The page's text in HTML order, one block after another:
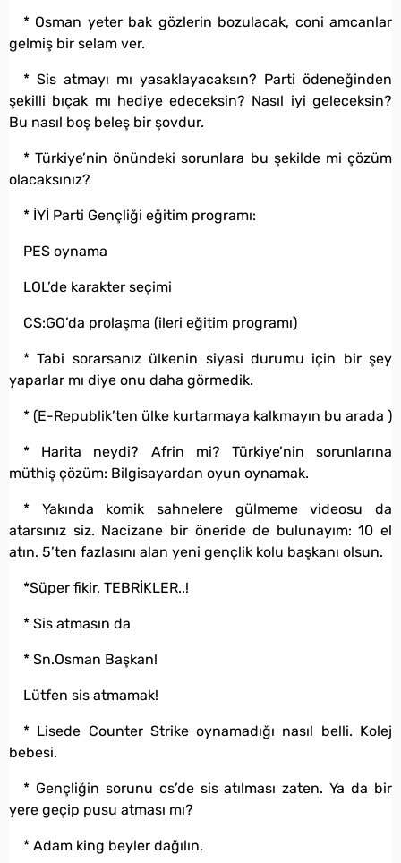
* Osman yeter bak gözlerin bozulacak, coni amcanlar
gelmiş bir selam ver.
* Sis atmayı mı yasaklayacaksın? Parti ödeneğinden
şekilli bıçak mı hediye edeceksin? Nasıl iyi geleceksin?
Bu nasıl boş beleş bir şovdur.
* Türkiye’nin önündeki sorunlara bu şekilde mi çözüm
olacaksınız?
* İYİ Parti Gençliği eğitim programı:
PES oynama
LOL’de karakter seçimi
CS:GO’da prolaşma (ileri eğitim programı)
* Tabi sorarsanız ülkenin siyasi durumu için bir şey
yaparlar mı diye onu daha görmedik.
* (E-Republik’ten ülke kurtarmaya kalkmayın bu arada )
* Harita neydi? Afrin mi? Türkiye’nin sorunlarına
müthiş çözüm: Bilgisayardan oyun oynamak.
* Yakında komik sahnelere gülmeme videosu da
atarsınız siz. Nacizane bir öneride de bulunayım: 10 el
atın. 5’ten fazlasını alan yeni gençlik kolu başkanı olsun.
*Süper fikir. TEBRİKLER..!
* Sis atmasın da
* Sn.Osman Başkan!
Lütfen sis atmamak!
* Lisede Counter Strike oynamadığı nasıl belli. Kolej
bebesi.
* Gençliğin sorunu cs’de sis atılması zaten. Ya da bir
yere geçip pusu atması mı?
* Adam king beyler dağılın.